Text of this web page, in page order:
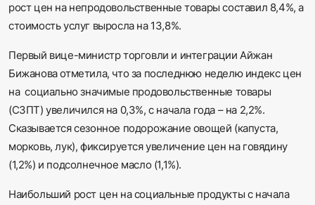
рост цен на непродовольственные товары составил 8,4%, а
стоимость услуг выросла на 13,8%.
Первый вице-министр торговли и интеграции Айжан
Бижанова отметила, что за последнюю неделю индекс цен
на социально значимые продовольственные товары
(СЗПТ) увеличился на 0,3%, с начала года – на 2,2%.
Сказывается сезонное подорожание овощей (капуста,
морковь, лук), фиксируется увеличение цен на говядину
(1,2%) и подсолнечное масло (1,1%).
Наибольший рост цен на социальные продукты с начала